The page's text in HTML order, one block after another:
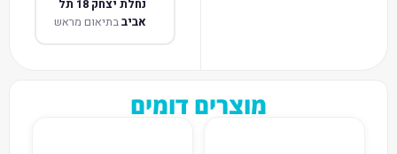
נחלת יצחק 18 תל
אביבבתיאום מראש
מוצרים דומים